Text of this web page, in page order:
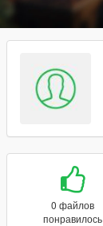
0 файлов
понравилось